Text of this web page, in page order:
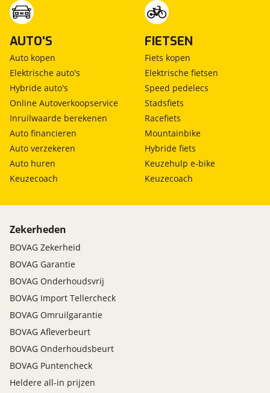
AUTO'S
Auto kopen
Elektrische auto's
Hybride auto's
Online Autoverkoopservice
Inruilwaarde berekenen
Auto financieren
Auto verzekeren
Auto huren
Keuzecoach
FIETSEN
Fiets kopen
Elektrische fietsen
Speed pedelecs
Stadsfiets
Racefiets
Mountainbike
Hybride fiets
Keuzehulp e-bike
Keuzecoach
Zekerheden
BOVAG Zekerheid
BOVAG Garantie
BOVAG Onderhoudsvrij
BOVAG Import Tellercheck
BOVAG Omruilgarantie
BOVAG Afleverbeurt
BOVAG Onderhoudsbeurt
BOVAG Puntencheck
Heldere all-in prijzen